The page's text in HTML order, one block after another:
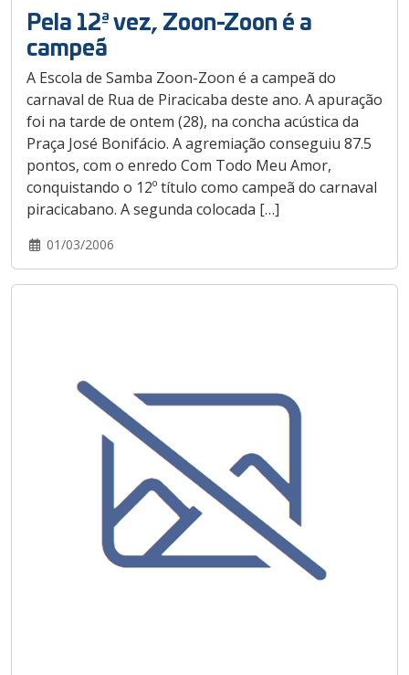
Pela 12ª vez, Zoon-Zoon é a
campeã
A Escola de Samba Zoon-Zoon é a campeã do
carnaval de Rua de Piracicaba deste ano. A apuração
foi na tarde de ontem (28), na concha acústica da
Praça José Bonifácio. A agremiação conseguiu 87.5
pontos, com o enredo Com Todo Meu Amor,
conquistando o 12º título como campeã do carnaval
piracicabano. A segunda colocada […]
01/03/2006